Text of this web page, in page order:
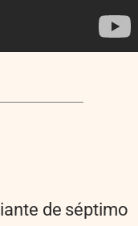
de séptimo